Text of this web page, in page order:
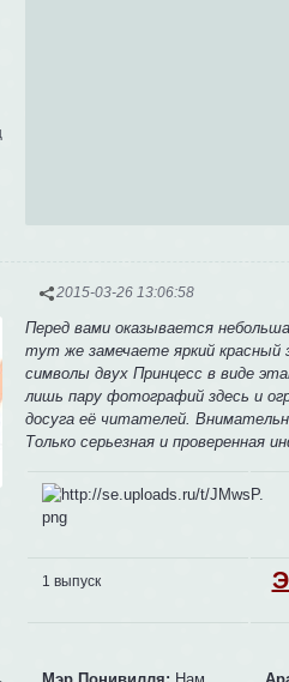
2015-03-26 13:06:58
Перед вами оказывается
тут же замечаете яркий красный
символы двух Принцесс в виде
лишь пару фотографий здесь и
досуга её читателей.
Только серьезная и проверенная
1 выпуск